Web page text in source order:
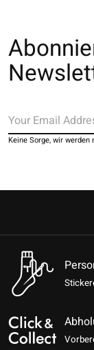
Keine Sorge, wir